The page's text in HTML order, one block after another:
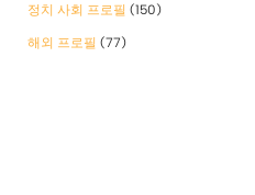
정치 사회 프로필 (150)
해외 프로필 (77)